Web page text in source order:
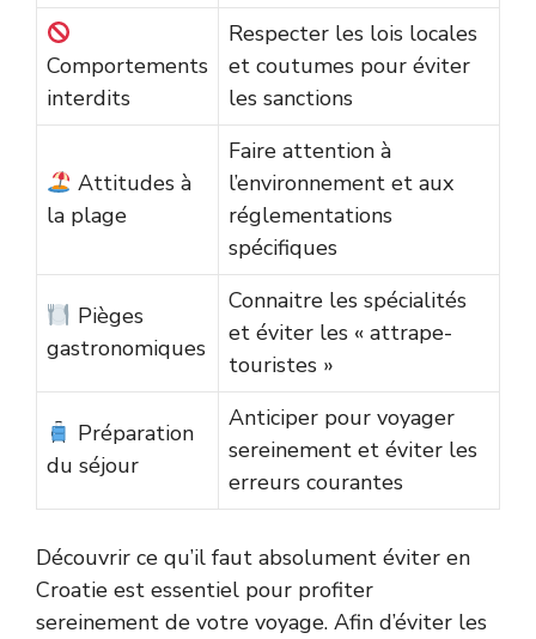
Comportements
interdits
Respecter les lois locales
et coutumes pour éviter
les sanctions
Attitudes à
la plage
Faire attention à
l’environnement et aux
réglementations
spécifiques
Pièges
gastronomiques
Connaitre les spécialités
et éviter les « attrape-
touristes »
Préparation
du séjour
Anticiper pour voyager
sereinement et éviter les
erreurs courantes
Découvrir ce qu’il faut absolument éviter en
Croatie est essentiel pour profiter
sereinement de votre voyage. Afin d’éviter les